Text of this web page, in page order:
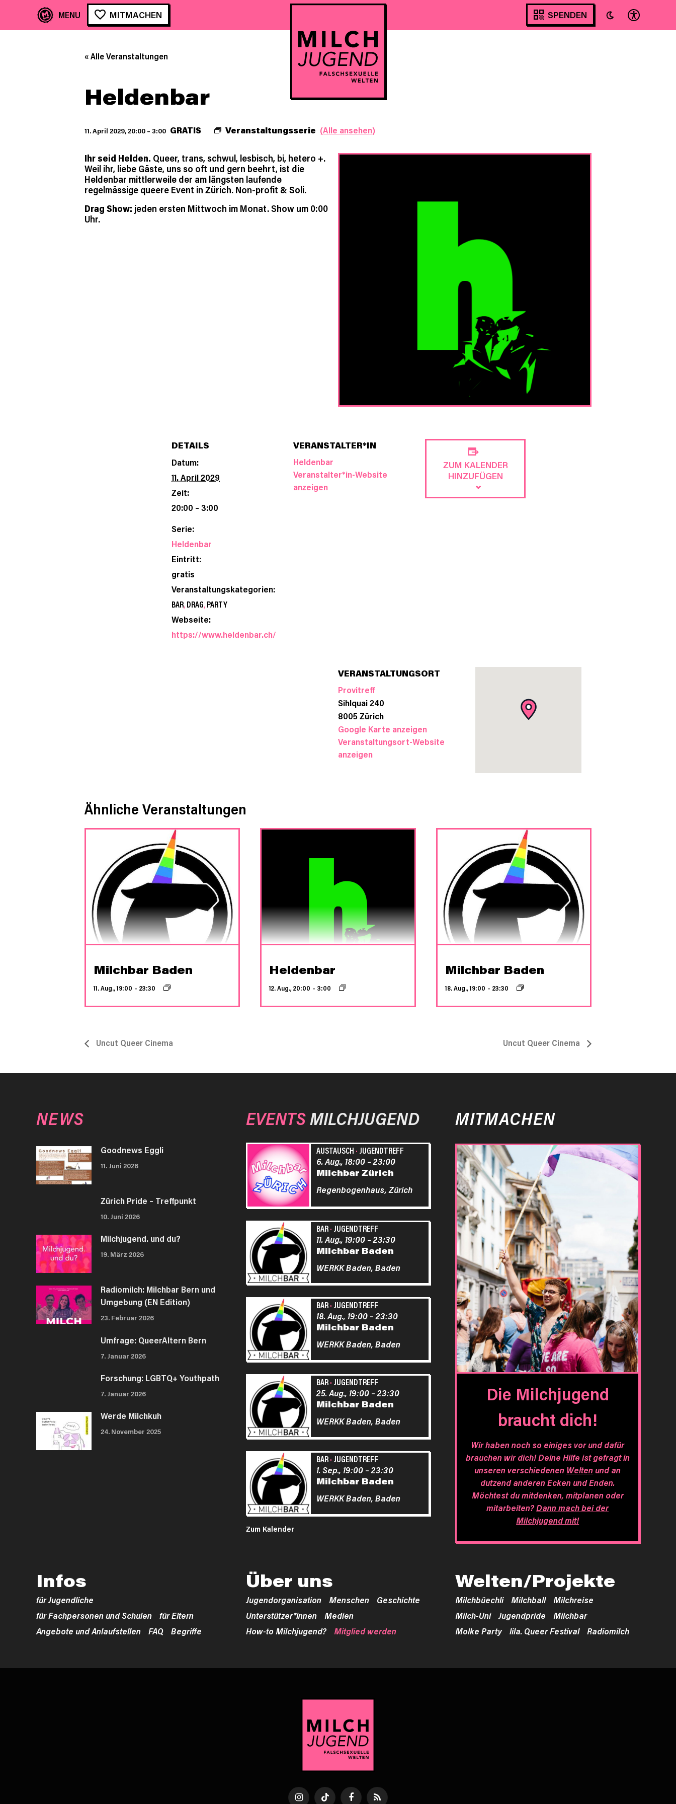
MITMACHEN SPENDEN
« Alle Veranstaltungen
Heldenbar
11. April 2029, 20:00 – 3:00 Veranstaltungsserie (Alle ansehen)
GRATIS
Ihr seid Helden. Queer, trans, schwul, lesbisch, bi, hetero +.
Weil ihr, liebe Gäste, uns so oft und gern beehrt, ist die
Heldenbar mittlerweile der am längsten laufende
regelmässige queere Event in Zürich. Non-profit & Soli.
Drag Show: jeden ersten Mittwoch im Monat. Show um 0:00
Uhr.
ZUM KALENDER
HINZUFÜGEN
DETAILS
Datum:
11. April 2029
Zeit:
20:00 – 3:00
Serie:
Heldenbar
Eintritt:
gratis
Veranstaltungskategorien:
BAR,DRAG,PARTY
Webseite:
https://www.heldenbar.ch/
VERANSTALTER*IN
Heldenbar
Veranstalter*in-Website
anzeigen
VERANSTALTUNGSORT
Provitreff
Sihlquai 240
8005Zürich
Google Karte anzeigen
Veranstaltungsort-Website
anzeigen
Ähnliche Veranstaltungen
Milchbar Baden
11. Aug., 19:00 – 23:30
Heldenbar
12. Aug., 20:00 – 3:00
Milchbar Baden
18. Aug., 19:00 – 23:30
Uncut Queer Cinema Uncut Queer Cinema
NEWS
Goodnews Eggli
11. Juni 2026
Zürich Pride – Treffpunkt
10. Juni 2026
Milchjugend. und du?
19. März 2026
Radiomilch: Milchbar Bern und
Umgebung (EN Edition)
23. Februar 2026
Umfrage: QueerAltern Bern
7. Januar 2026
Forschung: LGBTQ+ Youthpath
7. Januar 2026
Werde Milchkuh
24. November 2025
EVENTSMILCHJUGEND
AUSTAUSCH · JUGENDTREFF
Milchbar Zürich
6. Aug., 18:00 –23:00
Regenbogenhaus,Zürich
BAR· JUGENDTREFF
Milchbar Baden
11. Aug., 19:00 –23:30
WERKK Baden,Baden
BAR· JUGENDTREFF
Milchbar Baden
18. Aug., 19:00 –23:30
WERKK Baden,Baden
BAR· JUGENDTREFF
Milchbar Baden
25. Aug., 19:00 –23:30
WERKK Baden,Baden
BAR· JUGENDTREFF
Milchbar Baden
1. Sep., 19:00 –23:30
WERKK Baden,Baden
Zum Kalender
MITMACHEN
Die Milchjugend
braucht dich!
Wir haben noch so einiges vor und dafür
brauchen wir dich! Deine Hilfe ist gefragt in
unseren verschiedenen Weltenund an
dutzend anderen Ecken und Enden.
Möchtest du mitdenken, mitplanen oder
mitarbeiten?Dann mach bei der
Milchjugend mit!
Infos
für Jugendliche
für Fachpersonen und Schulen
für Eltern
Angebote und Anlaufstellen
FAQ Begriffe
Über uns
Jugendorganisation Menschen
Geschichte
Unterstützer*innen
Medien
How-to Milchjugend?
Mitglied werden
Welten/Projekte
Milchbüechli Milchball
Milchreise
Milch-Uni
Jugendpride
Milchbar
Molke Party
lila. Queer Festival Radiomilch
InstagramTikTok FacebookRSS